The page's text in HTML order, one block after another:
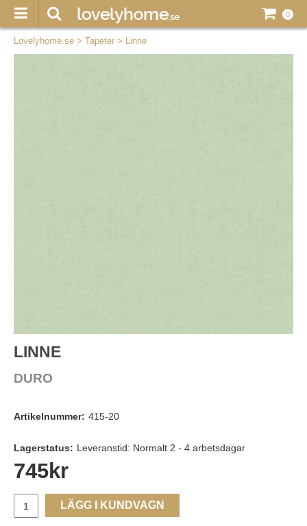
0
Lovelyhome.se > Tapeter > Linne
LINNE
DURO
Artikelnummer: 415-20
Lagerstatus: Leveranstid: Normalt 2 - 4 arbetsdagar
745kr
LÄGG I KUNDVAGN